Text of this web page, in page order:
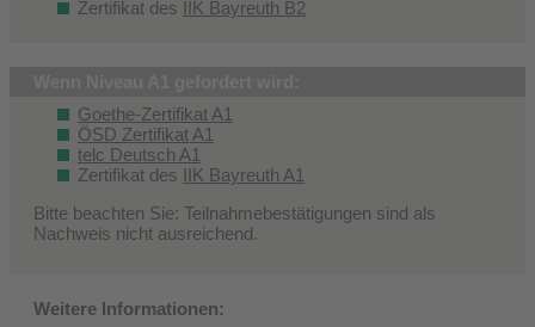
Zertifikat des IIK Bayreuth B2
Goethe-Zertifikat A1
ÖSD Zertifikat A1
telc Deutsch A1
Zertifikat des IIK Bayreuth A1
Bitte beachten Sie: Teilnahmebestätigungen sind als
Nachweis nicht ausreichend.
Weitere Informationen: